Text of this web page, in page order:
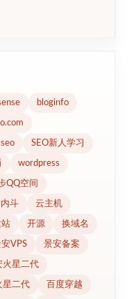
bloginfo
seo SEO新人学习
wordpress
QQ空间
斗 云主机
站 开源 换域名
VPS 景安备案
火星二代
星二代 百度穿越